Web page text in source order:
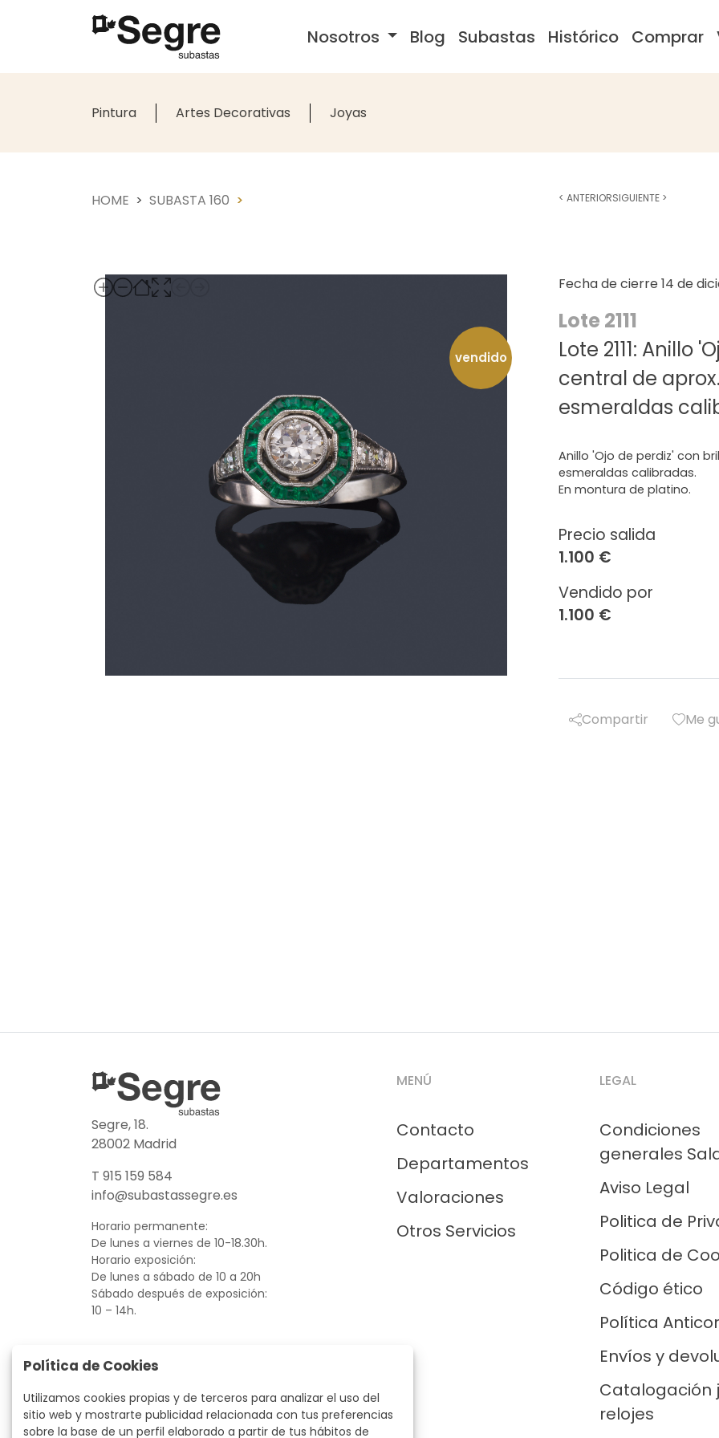
Nosotros Blog Subastas Histórico Comprar
Pintura Artes Decorativas Joyas
HOME SUBASTA 160
Fecha de cierre 14 de
Lote 2111
Lote 2111: Anillo
central de
esmeraldas
vendido
Precio salida
1.100 €
Vendido por
1.100 €
Anillo 'Ojo de perdiz' con
esmeraldas calibradas.
En montura de platino.
Compartir Me
< ANTERIORSIGUIENTE >
Segre, 18.
28002 Madrid
T 915 159 584
info@subastassegre.es
Horario permanente:
De lunes a viernes de 10-18.30h.
Horario exposición:
De lunes a sábado de 10 a 20h
Sábado después de exposición:
10 – 14h.
MENÚ
Contacto
Departamentos
Valoraciones
Otros Servicios
LEGAL
Condiciones
generales
Aviso Legal
Politica de
Politica de
Código ético
Política
Envíos y
Catalogación
relojes
Política de Cookies
Utilizamos cookies propias y de terceros para analizar el uso del
sitio web y mostrarte publicidad relacionada con tus preferencias
sobre la base de un perfil elaborado a partir de tus hábitos de